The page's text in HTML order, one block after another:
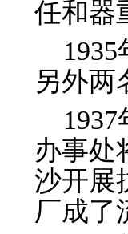
任和器
另外两
办事处
沙开展
厂成了